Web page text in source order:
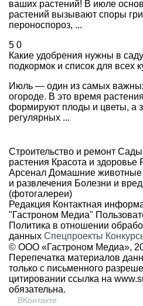
ваших растений! В июле
растений вызывают споры
пероноспороз, ...
5 0
Какие удобрения нужны в
подкормок и список для всех
Июль — один из самых
огороде. В это время
формируют плоды и цветы, а
регулярных ...
Строительство и ремонт Сады
растения Красота и здоровье
Арсенал Домашние животные
и развлечения Болезни и
(фотогалереи)
Редакция Контактная
"Гастроном Медиа"
Политика в отношении
данных Спецпроекты
© ООО «Гастроном Медиа»,
Перепечатка материалов
только с письменного
цитировании ссылка на
обязательна.
ВКонтакте